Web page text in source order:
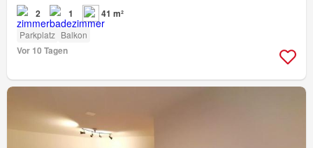
2 1 41 m²
Parkplatz Balkon
Vor 10 Tagen